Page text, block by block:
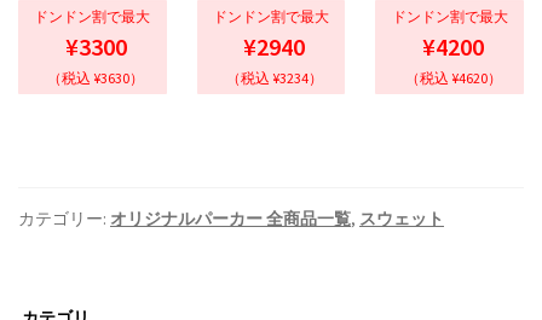
ドンドン割で最大
¥3300
（税込 ¥3630）
ドンドン割で最大
¥2940
（税込 ¥3234）
ドンドン割で最大
¥4200
（税込 ¥4620）
カテゴリー: オリジナルパーカー 全商品一覧, スウェット